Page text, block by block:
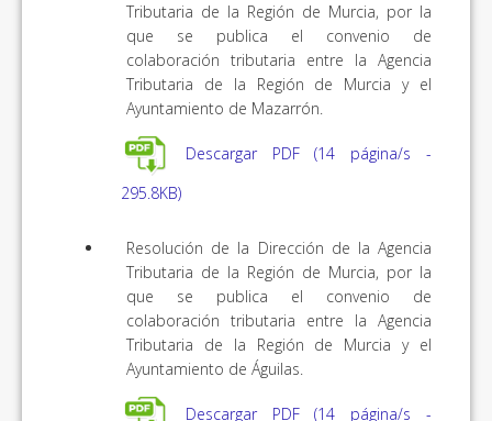
Tributaria de la Región de Murcia, por la
que se publica el convenio de
colaboración tributaria entre la Agencia
Tributaria de la Región de Murcia y el
Ayuntamiento de Mazarrón.
Descargar PDF (14 página/s -
295.8KB)
Resolución de la Dirección de la Agencia
Tributaria de la Región de Murcia, por la
que se publica el convenio de
colaboración tributaria entre la Agencia
Tributaria de la Región de Murcia y el
Ayuntamiento de Águilas.
Descargar PDF (14 página/s -